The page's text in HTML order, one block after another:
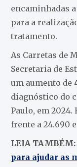
encaminhadas
para a
tratamento.
As Carretas de
Secretaria de
um aumento de
diagnóstico do
Paulo, em 2024.
frente a 24.690
LEIA TAMBÉM:
para ajudar as